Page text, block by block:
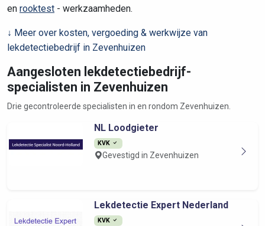
en rooktest - werkzaamheden.
↓ Meer over kosten, vergoeding & werkwijze van
lekdetectiebedrijf in Zevenhuizen
Aangesloten lekdetectiebedrijf-
specialisten in Zevenhuizen
Drie gecontroleerde specialisten in en rondom Zevenhuizen.
NL Loodgieter
KVK
Gevestigd in Zevenhuizen
Lekdetectie Expert Nederland
KVK